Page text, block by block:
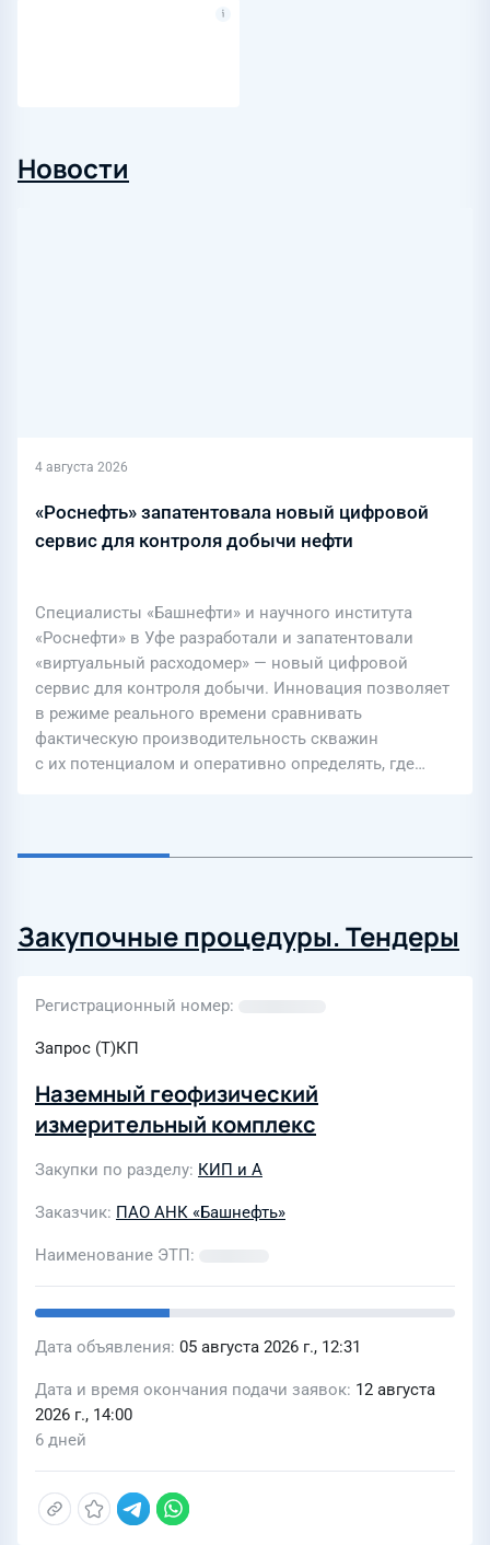
Новости
4 августа 2026
«Роснефть» запатентовала новый цифровой
сервис для контроля добычи нефти
Специалисты «Башнефти» и научного института
«Роснефти» в Уфе разработали и запатентовали
«виртуальный расходомер» — новый цифровой
сервис для контроля добычи. Инновация позволяет
в режиме реального времени сравнивать
фактическую производительность скважин
с их потенциалом и оперативно определять, где…
Закупочные процедуры. Тендеры
Регистрационный номер
Запрос (Т)КП
Наземный геофизический
измерительный комплекс
Закупки по разделу КИП и А
Заказчик ПАО АНК «Башнефть»
Наименование ЭТП
Дата объявления 05 августа 2026 г., 12:31
Дата и время окончания подачи заявок 12 августа
2026 г., 14:00
6 дней